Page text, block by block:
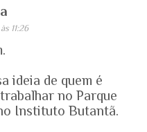
11:26
ideia de quem é
no Parque
Instituto Butantã.